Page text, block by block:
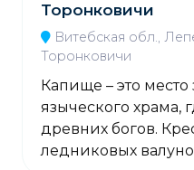
Торонковичи
Витебская обл.,
Торонковичи
Капище – это место
языческого храма,
древних богов.
ледниковых